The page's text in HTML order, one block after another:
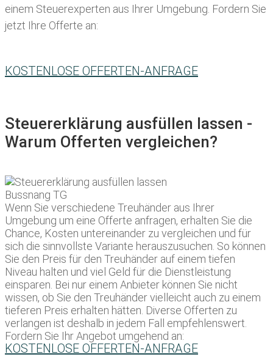
einem Steuerexperten aus Ihrer Umgebung. Fordern Sie
jetzt Ihre Offerte an:
KOSTENLOSE OFFERTEN-ANFRAGE
Steuererklärung ausfüllen lassen -
Warum Offerten vergleichen?
Wenn Sie verschiedene Treuhänder aus Ihrer
Umgebung um eine Offerte anfragen, erhalten Sie die
Chance, Kosten untereinander zu vergleichen und für
sich die sinnvollste Variante herauszusuchen. So können
Sie den Preis für den Treuhänder auf einem tiefen
Niveau halten und viel Geld für die Dienstleistung
einsparen. Bei nur einem Anbieter können Sie nicht
wissen, ob Sie den Treuhänder vielleicht auch zu einem
tieferen Preis erhalten hätten. Diverse Offerten zu
verlangen ist deshalb in jedem Fall empfehlenswert.
Fordern Sie Ihr Angebot umgehend an:
KOSTENLOSE OFFERTEN-ANFRAGE